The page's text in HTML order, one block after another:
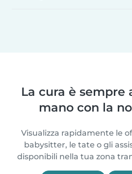
La cura è sempre
mano con la
Visualizza rapidamente le
babysitter, le tate o gli
disponibili nella tua zona